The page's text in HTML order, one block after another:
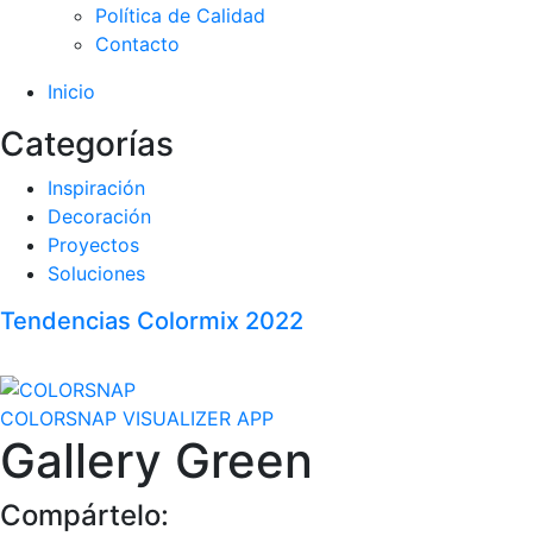
Política de Calidad
Contacto
Inicio
Categorías
Inspiración
Decoración
Proyectos
Soluciones
Tendencias Colormix 2022
COLORSNAP VISUALIZER APP
Gallery Green
Compártelo: